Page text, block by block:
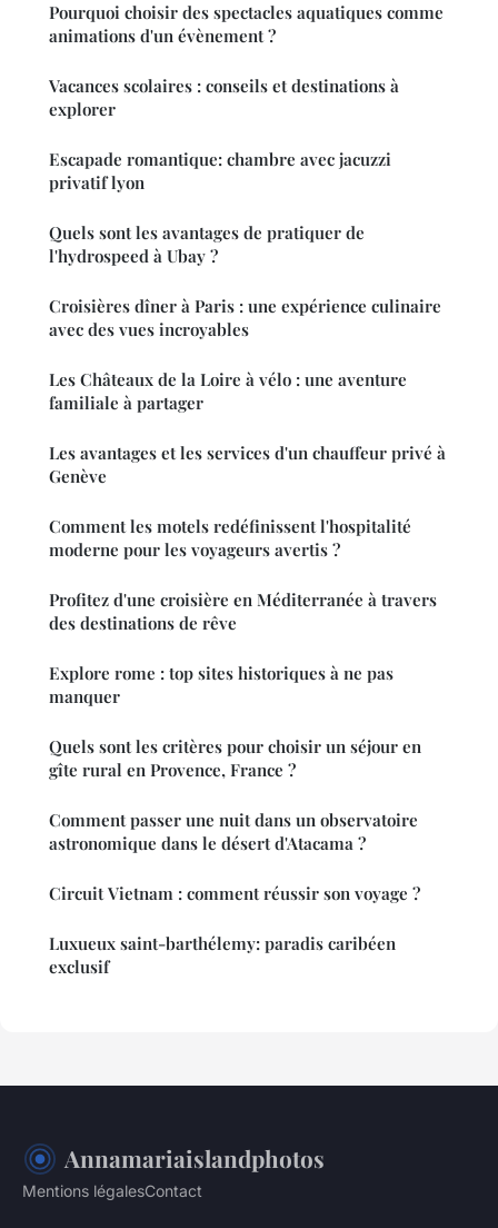
Pourquoi choisir des spectacles aquatiques comme
animations d'un évènement ?
Vacances scolaires : conseils et destinations à
explorer
Escapade romantique: chambre avec jacuzzi
privatif lyon
Quels sont les avantages de pratiquer de
l'hydrospeed à Ubay ?
Croisières dîner à Paris : une expérience culinaire
avec des vues incroyables
Les Châteaux de la Loire à vélo : une aventure
familiale à partager
Les avantages et les services d'un chauffeur privé à
Genève
Comment les motels redéfinissent l'hospitalité
moderne pour les voyageurs avertis ?
Profitez d'une croisière en Méditerranée à travers
des destinations de rêve
Explore rome : top sites historiques à ne pas
manquer
Quels sont les critères pour choisir un séjour en
gîte rural en Provence, France ?
Comment passer une nuit dans un observatoire
astronomique dans le désert d'Atacama ?
Circuit Vietnam : comment réussir son voyage ?
Luxueux saint-barthélemy: paradis caribéen
exclusif
Annamariaislandphotos
Mentions légalesContact